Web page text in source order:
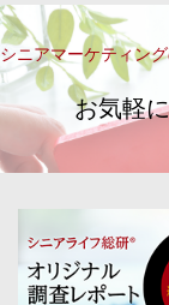
シニアマーケティン
お気軽